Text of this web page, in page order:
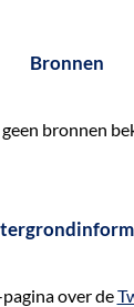
Bronnen
bronnen
over de